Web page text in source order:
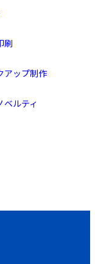
刷
アップ制作
ベルティ